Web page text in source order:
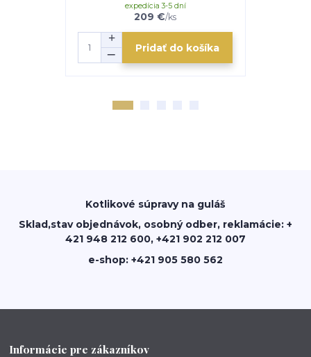
209 €/ks
expedícia 3-5 dní
Pridať do košíka
Kotlikové súpravy na guláš
Sklad,stav objednávok, osobný odber, reklamácie: +
421 948 212 600, +421 902 212 007
e-shop: +421 905 580 562
Informácie pre zákazníkov